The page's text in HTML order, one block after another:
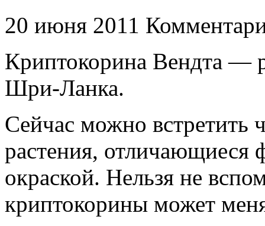
20 июня 2011
Криптокорина Вендта —
Шри-Ланка.
Сейчас можно встретить
растения, отличающиеся
окраской. Нельзя не
криптокорины может